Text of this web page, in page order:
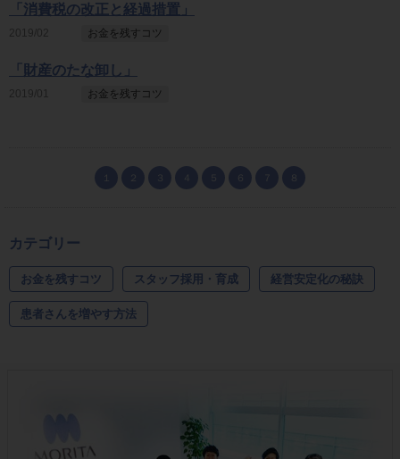
2019/02 お金を残すコツ
「消費税の改正と経過措置」
2019/01 お金を残すコツ
「財産のたな卸し」
１ ２ ３ ４ ５ ６ ７ ８
カテゴリー
お金を残すコツ スタッフ採用・育成 経営安定化の秘訣
患者さんを増やす方法